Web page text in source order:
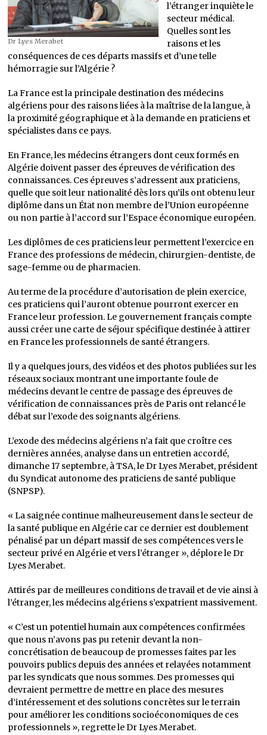
Dr Lyes Merabet
l’étranger inquiète le
secteur médical.
Quelles sont les
raisons et les
conséquences de ces départs massifs et d’une telle
hémorragie sur l’Algérie ?
La France est la principale destination des médecins
algériens pour des raisons liées à la maîtrise de la langue, à
la proximité géographique et à la demande en praticiens et
spécialistes dans ce pays.
En France, les médecins étrangers dont ceux formés en
Algérie doivent passer des épreuves de vérification des
connaissances. Ces épreuves s’adressent aux praticiens,
quelle que soit leur nationalité dès lors qu’ils ont obtenu leur
diplôme dans un État non membre de l’Union européenne
ou non partie à l’accord sur l’Espace économique européen.
Les diplômes de ces praticiens leur permettent l’exercice en
France des professions de médecin, chirurgien-dentiste, de
sage-femme ou de pharmacien.
Au terme de la procédure d’autorisation de plein exercice,
ces praticiens qui l’auront obtenue pourront exercer en
France leur profession. Le gouvernement français compte
aussi créer une carte de séjour spécifique destinée à attirer
en France les professionnels de santé étrangers.
Il y a quelques jours, des vidéos et des photos publiées sur les
réseaux sociaux montrant une importante foule de
médecins devant le centre de passage des épreuves de
vérification de connaissances près de Paris ont relancé le
débat sur l’exode des soignants algériens.
L’exode des médecins algériens n’a fait que croître ces
dernières années, analyse dans un entretien accordé,
dimanche 17 septembre, à TSA, le Dr Lyes Merabet, président
du Syndicat autonome des praticiens de santé publique
(SNPSP).
« La saignée continue malheureusement dans le secteur de
la santé publique en Algérie car ce dernier est doublement
pénalisé par un départ massif de ses compétences vers le
secteur privé en Algérie et vers l’étranger », déplore le Dr
Lyes Merabet.
Attirés par de meilleures conditions de travail et de vie ainsi à
l’étranger, les médecins algériens s’expatrient massivement.
« C’est un potentiel humain aux compétences confirmées
que nous n’avons pas pu retenir devant la non-
concrétisation de beaucoup de promesses faites par les
pouvoirs publics depuis des années et relayées notamment
par les syndicats que nous sommes. Des promesses qui
devraient permettre de mettre en place des mesures
d’intéressement et des solutions concrètes sur le terrain
pour améliorer les conditions socioéconomiques de ces
professionnels », regrette le Dr Lyes Merabet.